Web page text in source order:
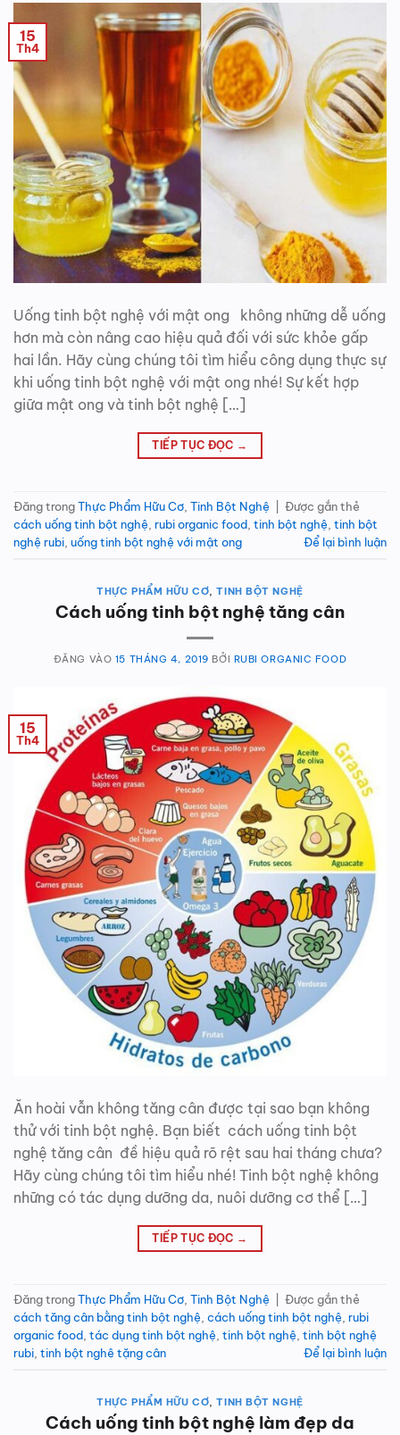
15
Th4
Uống tinh bột nghệ với mật ong không những dễ uống
hơn mà còn nâng cao hiệu quả đối với sức khỏe gấp
hai lần. Hãy cùng chúng tôi tìm hiểu công dụng thực sự
khi uống tinh bột nghệ với mật ong nhé! Sự kết hợp
giữa mật ong và tinh bột nghệ […]
TIẾP TỤC ĐỌC →
Đăng trongThực Phẩm Hữu Cơ Tinh Bột Nghệ
Được gắn thẻ
cách uống tinh bột nghệ rubi organic food tinh bột nghệ tinh bột
nghệ rubi uống tinh bột nghệ với mật ong Để lại bình luận
THỰC PHẨM HỮU CƠ ,TINH BỘT NGHỆ
Cách uống tinh bột nghệ tăng cân
ĐĂNG VÀO 15 THÁNG 4, 2019 BỞI RUBI ORGANIC FOOD
15
Th4
Ăn hoài vẫn không tăng cân được tại sao bạn không
thử với tinh bột nghệ. Bạn biết cách uống tinh bột
nghệ tăng cân đề hiệu quả rõ rệt sau hai tháng chưa?
Hãy cùng chúng tôi tìm hiểu nhé! Tinh bột nghệ không
những có tác dụng dưỡng da, nuôi dưỡng cơ thể […]
TIẾP TỤC ĐỌC →
Đăng trongThực Phẩm Hữu Cơ Tinh Bột Nghệ
Được gắn thẻ
cách tăng cân bằng tinh bột nghệ cách uống tinh bột nghệ rubi
organic food tác dụng tinh bột nghệ tinh bột nghệ tinh bột nghệ
rubi tinh bột nghê tặng cân Để lại bình luận
THỰC PHẨM HỮU CƠ ,TINH BỘT NGHỆ
Cách uống tinh bột nghệ làm đẹp da